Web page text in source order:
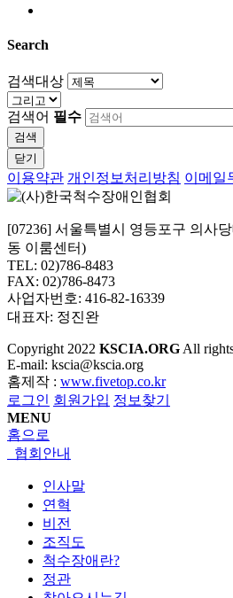
Search
검색대상
검색어 필수
검색
닫기
이용약관 개인정보처리방침 이메일
[07236] 서울특별시 영등포구 의사
동 이룸센터)
TEL: 02)786-8483
FAX: 02)786-8473
사업자번호: 416-82-16339
대표자: 정진완
Copyright 2022 KSCIA.ORG All
E-mail: kscia@kscia.org
홈제작 : www.fivetop.co.kr
로그인 회원가입 정보찾기
MENU
홈으로
협회안내
인사말
연혁
비전
조직도
척수장애란?
정관